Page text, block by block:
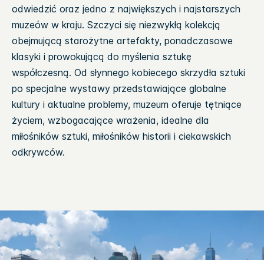
odwiedzić oraz jedno z największych i najstarszych
muzeów w kraju. Szczyci się niezwykłą kolekcją
obejmującą starożytne artefakty, ponadczasowe
klasyki i prowokującą do myślenia sztukę
współczesną. Od słynnego kobiecego skrzydła sztuki
po specjalne wystawy przedstawiające globalne
kultury i aktualne problemy, muzeum oferuje tętniące
życiem, wzbogacające wrażenia, idealne dla
miłośników sztuki, miłośników historii i ciekawskich
odkrywców.